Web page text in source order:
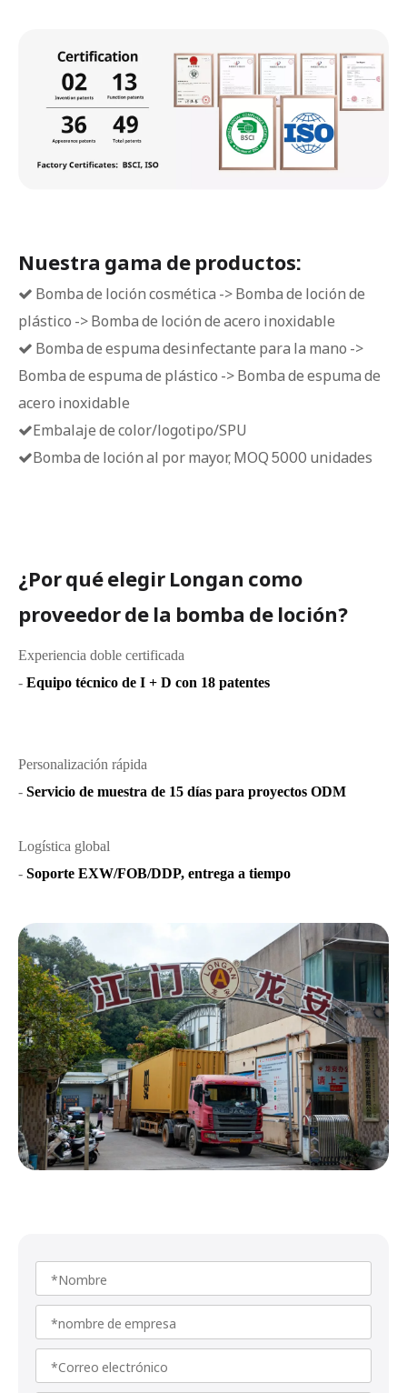
Nuestra gama de productos:
 Bomba de loción cosmética -> Bomba de loción de
plástico -> Bomba de loción de acero inoxidable
 Bomba de espuma desinfectante para la mano ->
Bomba de espuma de plástico -> Bomba de espuma de
acero inoxidable
Embalaje de color/logotipo/SPU
Bomba de loción al por mayor, MOQ 5000 unidades
¿Por qué elegir Longan como
proveedor de la bomba de loción?
Experiencia doble certificada
- Equipo técnico de I + D con 18 patentes
Personalización rápida
- Servicio de muestra de 15 días para proyectos ODM
Logística global
- Soporte EXW/FOB/DDP, entrega a tiempo